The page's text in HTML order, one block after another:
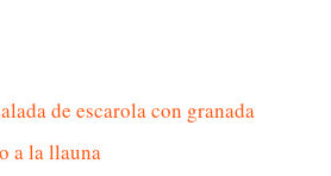
de escarola con granada
a la llauna